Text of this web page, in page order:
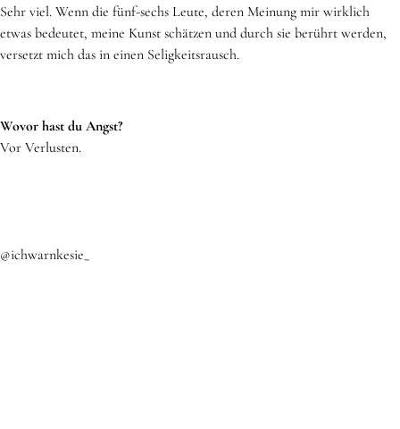
Sehr viel. Wenn die fünf-sechs Leute, deren Meinung mir wirklich
etwas bedeutet, meine Kunst schätzen und durch sie berührt werden,
versetzt mich das in einen Seligkeitsrausch.
Wovor hast du Angst?
Vor Verlusten.
@ichwarnkesie_